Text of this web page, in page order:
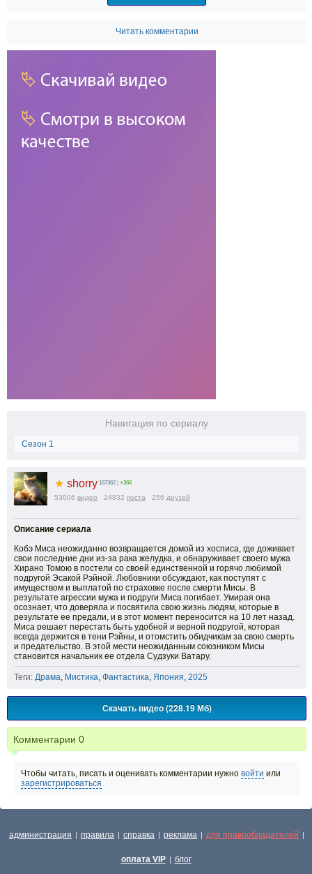
Читать комментарии
Навигация по сериалу
Сезон 1
★ shorry 167362 | +366
53006 видео 24832 поста 256 друзей
Описание сериала
Кобэ Миса неожиданно возвращается домой из хосписа, где доживает
свои последние дни из-за рака желудка, и обнаруживает своего мужа
Хирано Томою в постели со своей единственной и горячо любимой
подругой Эсакой Рэйной. Любовники обсуждают, как поступят с
имуществом и выплатой по страховке после смерти Мисы. В
результате агрессии мужа и подруги Миса погибает. Умирая она
осознает, что доверяла и посвятила свою жизнь людям, которые в
результате ее предали, и в этот момент переносится на 10 лет назад.
Миса решает перестать быть удобной и верной подругой, которая
всегда держится в тени Рэйны, и отомстить обидчикам за свою смерть
и предательство. В этой мести неожиданным союзником Мисы
становится начальник ее отдела Судзуки Ватару.
Теги: Драма Мистика Фантастика Япония 2025
Скачать видео (228.19 Мб)
Комментарии 0
Чтобы читать, писать и оценивать комментарии нужно войти или
зарегистрироваться
администрация | правила | справка | реклама | для правообладателей |
оплата VIP | блог